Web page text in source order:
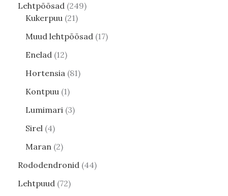
Lehtpõõsad 249
Kukerpuu 21
Muud lehtpõõsad 17
Enelad 12
Hortensia 81
Kontpuu 1
Lumimari 3
Sirel 4
Maran 2
Rododendronid 44
Lehtpuud 72